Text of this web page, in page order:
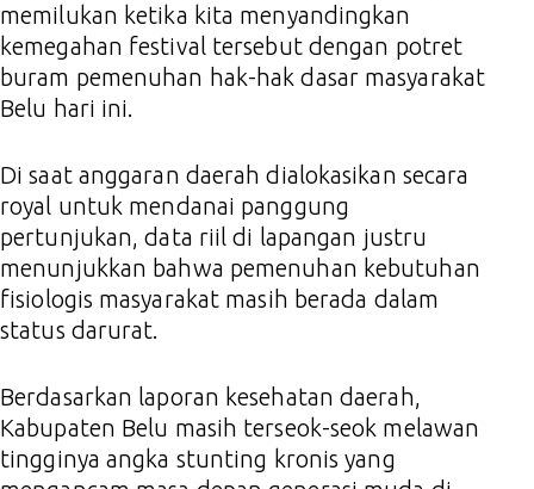
memilukan ketika kita menyandingkan
kemegahan festival tersebut dengan potret
buram pemenuhan hak-hak dasar masyarakat
Belu hari ini.
Di saat anggaran daerah dialokasikan secara
royal untuk mendanai panggung
pertunjukan, data riil di lapangan justru
menunjukkan bahwa pemenuhan kebutuhan
fisiologis masyarakat masih berada dalam
status darurat.
Berdasarkan laporan kesehatan daerah,
Kabupaten Belu masih terseok-seok melawan
tingginya angka stunting kronis yang